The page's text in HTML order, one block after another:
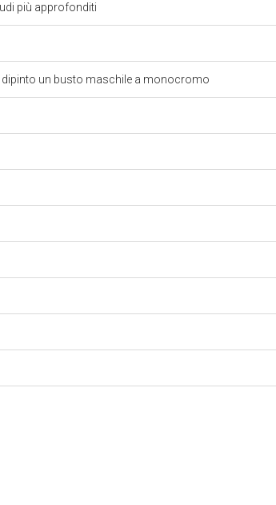
più approfonditi
un busto maschile a monocromo